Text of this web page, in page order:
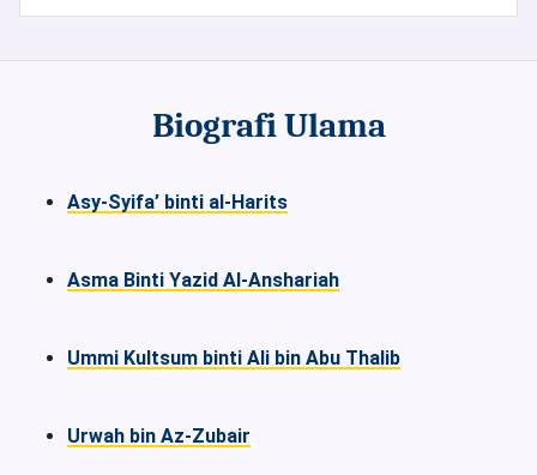
Biografi Ulama
Asy-Syifa’ binti al-Harits
Asma Binti Yazid Al-Anshariah
Ummi Kultsum binti Ali bin Abu Thalib
Urwah bin Az-Zubair